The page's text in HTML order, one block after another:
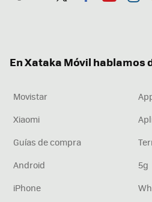
En Xataka Móvil hablamos
Movistar
Xiaomi
Guías de compra
Android
5g
iPhone